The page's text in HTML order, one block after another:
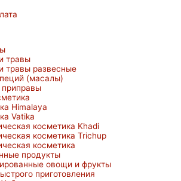
травы
травы развесные
(масалы)
Himalaya
Vatika
коcметика Khadi
коcметика Trichup
косметика
продукты
овощи и фрукты
приготовления